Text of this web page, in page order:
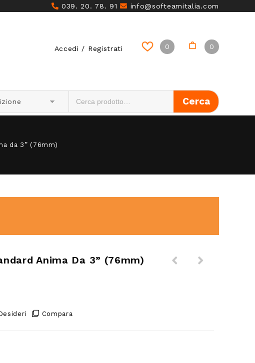
039. 20. 78. 91 info@softeamitalia.com
Accedi / Registrati 0 0
da 3” (76mm)
Anima Da 3” (76mm)
Compara